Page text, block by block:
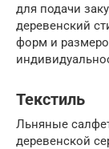
для подачи
деревенский
форм и
Текстиль
Льняные
деревенской